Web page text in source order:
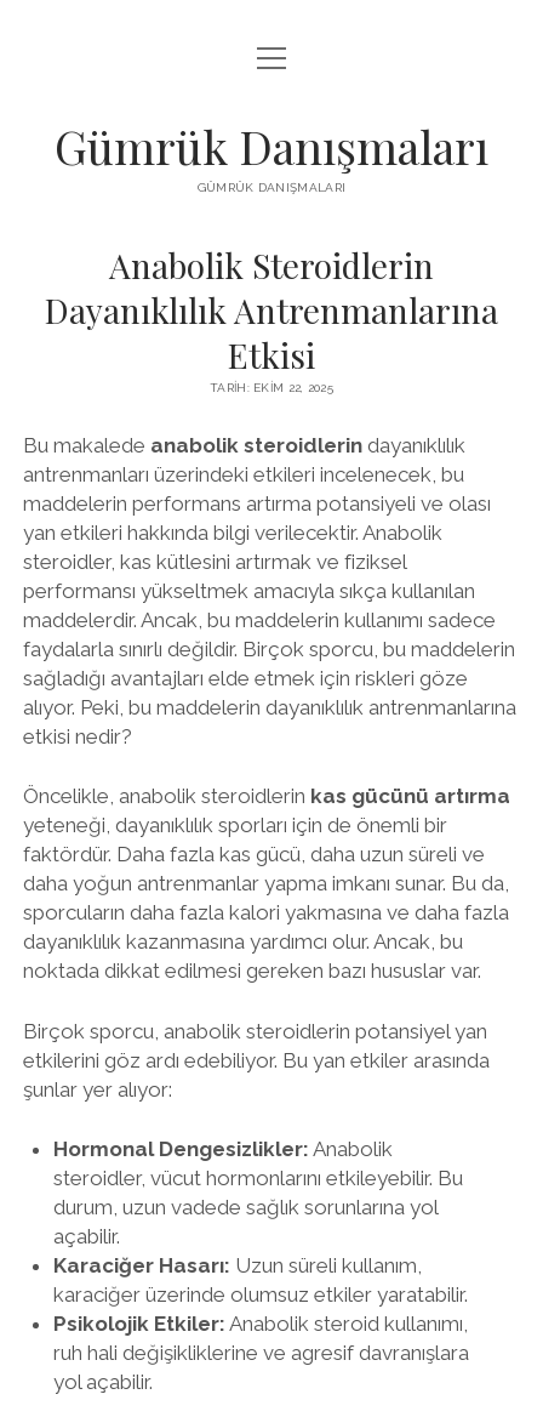
IGTV BEĞENI HILESI PARASIZ
menüyü
aç
Gümrük Danışmaları
GÜMRÜK DANIŞMALARI
Anabolik Steroidlerin
Dayanıklılık Antrenmanlarına
Etkisi
TARIH: EKIM 22, 2025
Bu makalede anabolik steroidlerindayanıklılık
antrenmanları üzerindeki etkileri incelenecek, bu
maddelerin performans artırma potansiyeli ve olası
yan etkileri hakkında bilgi verilecektir. Anabolik
steroidler, kas kütlesini artırmak ve fiziksel
performansı yükseltmek amacıyla sıkça kullanılan
maddelerdir. Ancak, bu maddelerin kullanımı sadece
faydalarla sınırlı değildir. Birçok sporcu, bu maddelerin
sağladığı avantajları elde etmek için riskleri göze
alıyor. Peki, bu maddelerin dayanıklılık antrenmanlarına
etkisi nedir?
Öncelikle, anabolik steroidlerin kas gücünü artırma
yeteneği, dayanıklılık sporları için de önemli bir
faktördür. Daha fazla kas gücü, daha uzun süreli ve
daha yoğun antrenmanlar yapma imkanı sunar. Bu da,
sporcuların daha fazla kalori yakmasına ve daha fazla
dayanıklılık kazanmasına yardımcı olur. Ancak, bu
noktada dikkat edilmesi gereken bazı hususlar var.
Birçok sporcu, anabolik steroidlerin potansiyel yan
etkilerini göz ardı edebiliyor. Bu yan etkiler arasında
şunlar yer alıyor:
Hormonal Dengesizlikler: Anabolik
steroidler, vücut hormonlarını etkileyebilir. Bu
durum, uzun vadede sağlık sorunlarına yol
açabilir.
Karaciğer Hasarı: Uzun süreli kullanım,
karaciğer üzerinde olumsuz etkiler yaratabilir.
Psikolojik Etkiler: Anabolik steroid kullanımı,
ruh hali değişikliklerine ve agresif davranışlara
yol açabilir.